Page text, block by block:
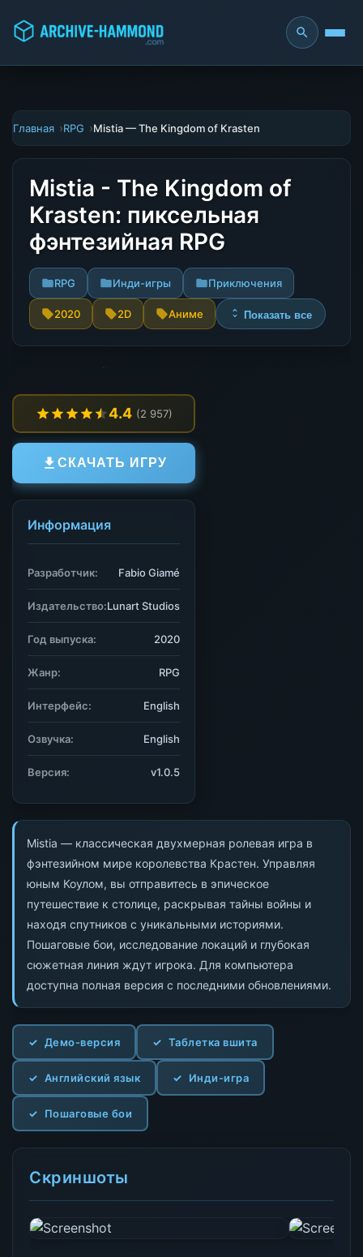
Главная RPG Mistia — The Kingdom of Krasten
Mistia - The Kingdom of
Krasten: пиксельная
фэнтезийная RPG
RPG Инди-игры Приключения
2020 2D Аниме Показать все
Mistia — классическая двухмерная ролевая игра в
фэнтезийном мире королевства Крастен. Управляя
юным Коулом, вы отправитесь в эпическое
путешествие к столице, раскрывая тайны войны и
находя спутников с уникальными историями.
Пошаговые бои, исследование локаций и глубокая
сюжетная линия ждут игрока. Для компьютера
доступна полная версия с последними обновлениями.
Демо-версия Таблетка вшита
Английский язык Инди-игра
Пошаговые бои
Скриншоты
4.4 (2 957)
СКАЧАТЬ ИГРУ
Информация
Разработчик: Fabio Giamé
Издательство:Lunart Studios
Год выпуска: 2020
Жанр: RPG
Интерфейс: English
Озвучка: English
Версия: v1.0.5